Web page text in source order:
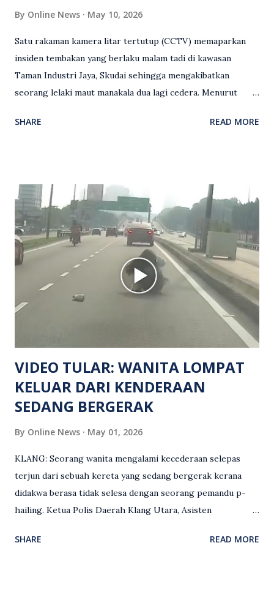
By Online News May 10, 2026
Satu rakaman kamera litar tertutup (CCTV) memaparkan
insiden tembakan yang berlaku malam tadi di kawasan
Taman Industri Jaya, Skudai sehingga mengakibatkan
seorang lelaki maut manakala dua lagi cedera. Menurut
kejadian berlaku sekitar jam 11 malam dan pihak polis
hiburan di kawasan berkenaan. Seorang mangsa disahkan
meninggal dunia di lokasi kejadian akibat terkena tembakan,
manakala seorang lagi mangsa mengalami kecederaan.
Turut dipercayai terdapat seorang lagi individu cedera
namun identitinya masih belum dikenal pasti selepas dibawa
keluar dari lokasi oleh kenalannya. Polis kini sedang giat
mengesan dua suspek yang masih bebas bagi membantu
siasatan lanjut. Kes disiasat mengikut Seksyen 302 Kanun
Keseksaan kerana membunuh. Orang ramai yang mempunyai
maklumat diminta t...
SHARE READ MORE
VIDEO TULAR: WANITA LOMPAT
KELUAR DARI KENDERAAN
SEDANG BERGERAK
By Online News May 01, 2026
KLANG: Seorang wanita mengalami kecederaan selepas
terjun dari sebuah kereta yang sedang bergerak kerana
didakwa berasa tidak selesa dengan seorang pemandu p-
hailing. Ketua Polis Daerah Klang Utara, Asisten
(2 Mei), berkata pemandu berusia 47 tahun itu telah
SHARE READ MORE